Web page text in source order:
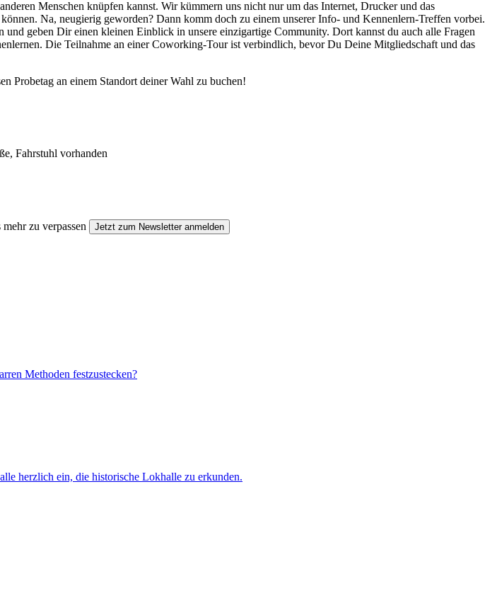
Menschen knüpfen kannst. Wir kümmern uns nicht nur um das Internet, Drucker und das
Na, neugierig geworden? Dann komm doch zu einem unserer Info- und Kennenlern-Treffen vorbei.
geben Dir einen kleinen Einblick in unsere einzigartige Community. Dort kannst du auch alle Fragen
Die Teilnahme an einer Coworking-Tour ist verbindlich, bevor Du Deine Mitgliedschaft und das
Probetag an einem Standort deiner Wahl zu buchen!
Fahrstuhl vorhanden
zu verpassen Jetzt zum Newsletter anmelden
Methoden festzustecken?
herzlich ein, die historische Lokhalle zu erkunden.